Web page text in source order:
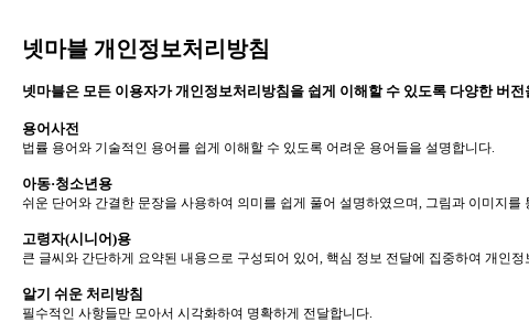
넷마블 개인정보처리방침
넷마블은 모든 이용자가 개인정보처리방침을 쉽게 이해할 수 있도록 다양한 버
용어사전
법률 용어와 기술적인 용어를 쉽게 이해할 수 있도록 어려운 용어들을 설명합니다.
아동·청소년용
쉬운 단어와 간결한 문장을 사용하여 의미를 쉽게 풀어 설명하였으며, 그림과 이미지를
고령자(시니어)용
큰 글씨와 간단하게 요약된 내용으로 구성되어 있어, 핵심 정보 전달에 집중하여 개인
알기 쉬운 처리방침
필수적인 사항들만 모아서 시각화하여 명확하게 전달합니다.